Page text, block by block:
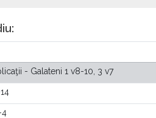
- Galateni 1 v8-10, 3 v7
4